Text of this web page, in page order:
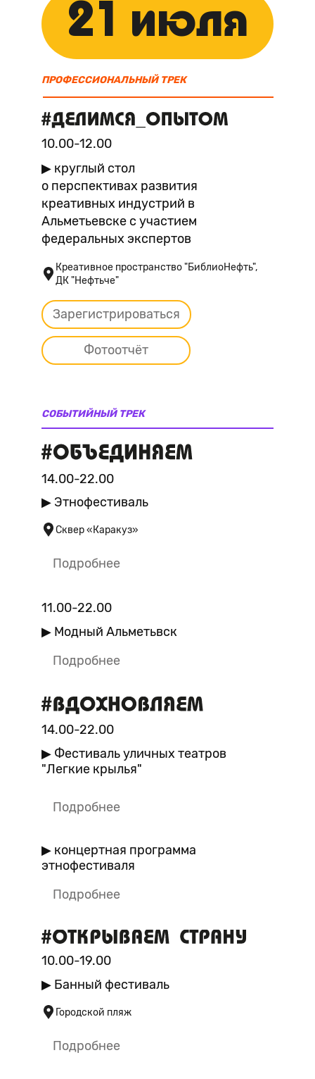
21 июля
ПРОФЕССИОНАЛЬНЫЙ ТРЕК
10.00-12.00
▶ круглый стол
о перспективах развития
креативных индустрий в
Альметьевске с участием
федеральных экспертов
Креативное пространство "БиблиоНефть",
ДК "Нефтьче"
Зарегистрироваться
Фотоотчёт
СОБЫТИЙНЫЙ ТРЕК
14.00-22.00
▶ Этнофестиваль
Сквер «Каракуз»
Подробнее
11.00-22.00
▶ Модный Альметьвск
Подробнее
14.00-22.00
▶ Фестиваль уличных театров
"Легкие крылья"
Подробнее
▶ концертная программа
этнофестиваля
Подробнее
10.00-19.00
▶ Банный фестиваль
Городской пляж
Подробнее